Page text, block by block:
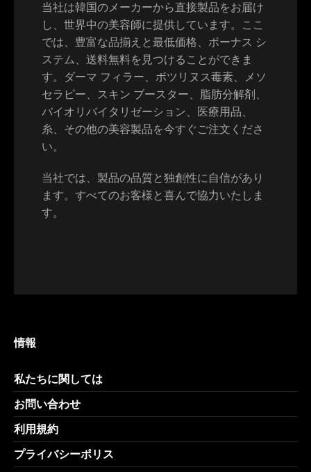
当社は韓国のメーカーから直接製品をお届け
し、世界中の美容師に提供しています。ここ
では、豊富な品揃えと最低価格、ボーナス シ
ステム、送料無料を見つけることができま
す。ダーマ フィラー、ボツリヌス毒素、メソ
セラピー、スキン ブースター、脂肪分解剤、
バイオリバイタリゼーション、医療用品、
糸、その他の美容製品を今すぐご注文くださ
い。
当社では、製品の品質と独創性に自信があり
ます。すべてのお客様と喜んで協力いたしま
す。
情報
私たちに関しては
お問い合わせ
利用規約
プライバシーポリス
Switch The Language
English Deutsch
Español
中文 (中国) 日本語